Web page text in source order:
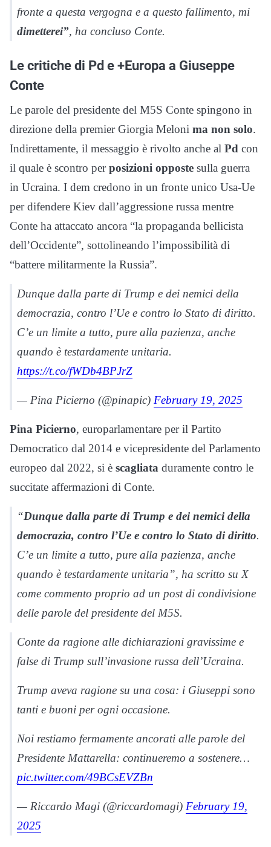
fronte a questa vergogna e a questo fallimento, mi
dimetterei”, ha concluso Conte.
Le critiche di Pd e +Europa a Giuseppe
Conte
Le parole del presidente del M5S Conte spingono in
direzione della premier Giorgia Meloni ma non solo.
Indirettamente, il messaggio è rivolto anche al Pd con
il quale è scontro perposizioni opposte sulla guerra
in Ucraina. I dem credono in un fronte unico Usa-Ue
per difendere Kiev dall’aggressione russa mentre
Conte ha attaccato ancora “la propaganda bellicista
dell’Occidente”, sottolineando l’impossibilità di
“battere militarmente la Russia”.
Dunque dalla parte di Trump e dei nemici della
democrazia, contro l’Ue e contro lo Stato di diritto.
C’e un limite a tutto, pure alla pazienza, anche
quando è testardamente unitaria.
https://t.co/fWDb4BPJrZ
— Pina Picierno (@pinapic) February 19, 2025
Pina Picierno, europarlamentare per il Partito
Democratico dal 2014 e vicepresidente del Parlamento
europeo dal 2022, si è scagliata duramente contro le
succitate affermazioni di Conte.
“Dunque dalla parte di Trump e dei nemici della
democrazia, contro l’Ue e contro lo Stato di diritto.
C’e un limite a tutto, pure alla pazienza, anche
quando è testardamente unitaria”, ha scritto su X
come commento proprio ad un post di condivisione
delle parole del presidente del M5S.
Conte da ragione alle dichiarazioni gravissime e
false di Trump sull’invasione russa dell’Ucraina.
Trump aveva ragione su una cosa: i Giuseppi sono
tanti e buoni per ogni occasione.
Noi restiamo fermamente ancorati alle parole del
Presidente Mattarella: continueremo a sostenere…
pic.twitter.com/49BCsEVZBn
— Riccardo Magi (@riccardomagi) February 19,
2025